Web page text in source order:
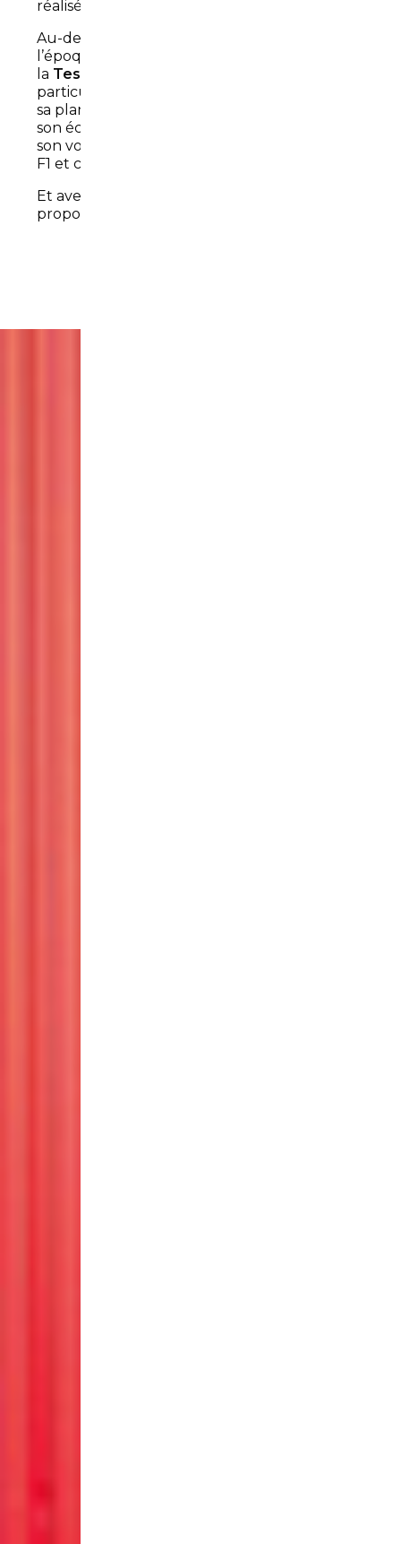
réalisé en 9,23 secondes seulement.
Au-delà des performances, inouïes pour
l’époque et encore excellentes aujourd’hui,
la Tesla Model S
particulièrement original et bien léché, avec
sa planche de bord épurée sur deux niveaux,
son écran tactile d’info divertissement 17’’ et
son volant à mi-chemin entre l’univers de la
F1 et celui de Star Trek.
Et avec tout ça, la californienne continue de
proposer un coffre de 793 litres de capacité.